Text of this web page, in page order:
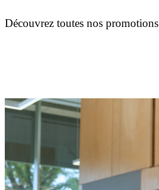
Découvrez toutes nos promotions